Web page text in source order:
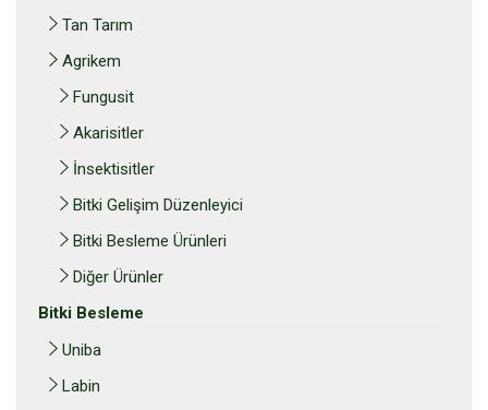
Tan Tarım
Agrikem
Fungusit
Akarisitler
İnsektisitler
Bitki Gelişim Düzenleyici
Bitki Besleme Ürünleri
Diğer Ürünler
Bitki Besleme
Uniba
Labin